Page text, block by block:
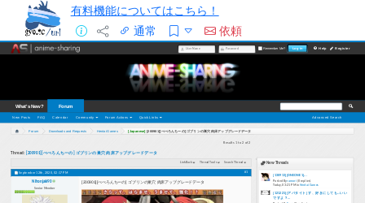
有料機能についてはこちら！
通常
依頼